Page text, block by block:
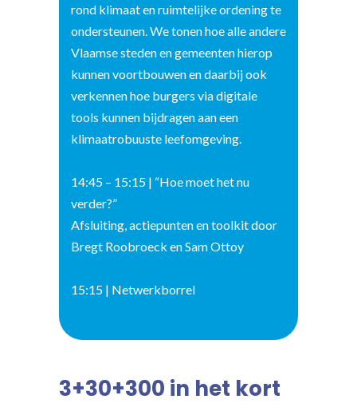
rond klimaat en ruimtelijke ordening te
ondersteunen. We tonen hoe alle andere
Vlaamse steden en gemeenten hierop
kunnen voortbouwen en daarbij ook
verkennen hoe burgers via digitale
tools kunnen bijdragen aan een
klimaatrobuuste leefomgeving.
14:45 – 15:15 | “Hoe moet het nu
verder?”
Afsluiting, actiepunten en toolkit door
Bregt Roobroeck en Sam Ottoy
15:15 | Netwerkborrel
3+30+300 in het kort